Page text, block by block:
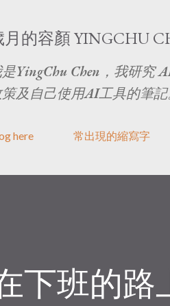
月的容顏 YINGCHU
YingChu Chen，我研究
及自己使用AI工具的筆記
here 常出現的縮寫字
下班的路